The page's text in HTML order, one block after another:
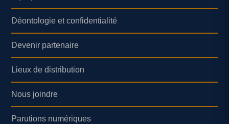
Déontologie et confidentialité
Devenir partenaire
Lieux de distribution
Nous joindre
Parutions numériques